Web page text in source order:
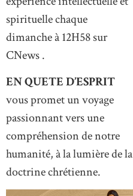
spirituelle chaque
dimanche à 12H58 sur
CNews .
EN QUETE D’ESPRIT
vous promet un voyage
passionnant vers une
compréhension de notre
humanité, à la lumière de la
doctrine chrétienne.